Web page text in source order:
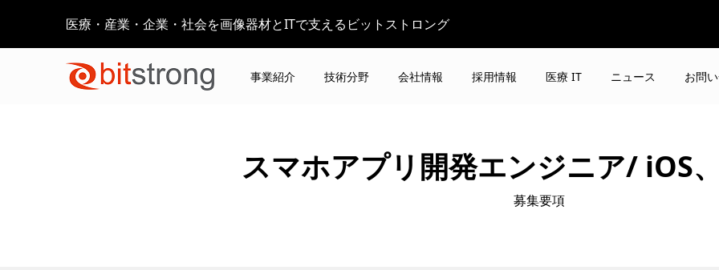
医療・産業・企業・社会を画像器材とITで支えるビットストロング
事業紹介 技術分野 会社情報 採用情報 医療 IT ニュース お問
スマホアプリ開発エンジニア/ iOS
募集要項